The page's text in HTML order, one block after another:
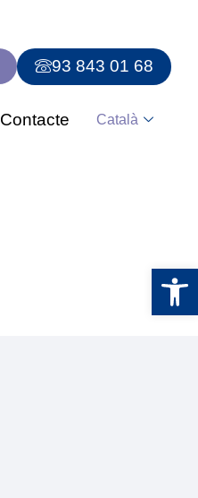
93 843 01 68
Contacte Català
Obre